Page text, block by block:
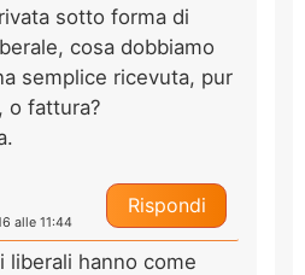
sotto forma di
cosa dobbiamo
semplice ricevuta, pur
o fattura?
Rispondi
alle 11:44
liberali hanno come